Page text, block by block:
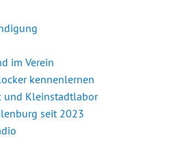
im Verein
kennenlernen
und Kleinstadtlabor
seit 2023